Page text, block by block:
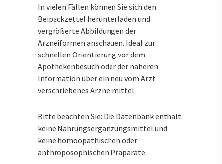
In vielen Fällen können Sie sich den
Beipackzettel herunterladen und
vergrößerte Abbildungen der
Arzneiformen anschauen. Ideal zur
schnellen Orientierung vor dem
Apothekenbesuch oder der näheren
Information über ein neu vom Arzt
verschriebenes Arzneimittel.
Bitte beachten Sie: Die Datenbank enthält
keine Nahrungsergänzungsmittel und
keine homöopathischen oder
anthroposophischen Präparate.